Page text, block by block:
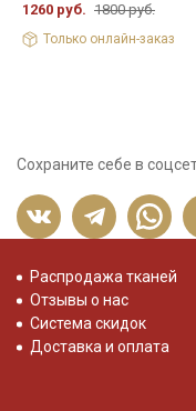
1260 руб. 1800 руб.
Только онлайн-заказ
Сохраните себе в
Распродажа тканей
Отзывы о нас
Система скидок
Доставка и оплата